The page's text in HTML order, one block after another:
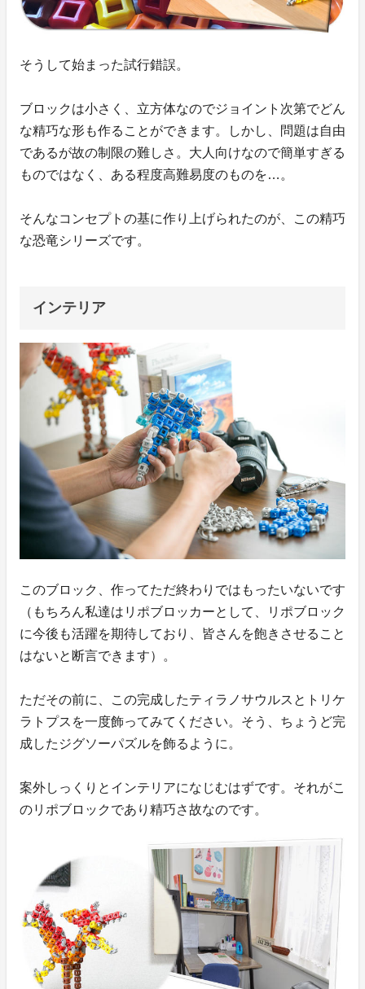
そうして始まった試行錯誤。
ブロックは小さく、立方体なのでジョイント次第でどん
な精巧な形も作ることができます。しかし、問題は自由
であるが故の制限の難しさ。大人向けなので簡単すぎる
ものではなく、ある程度高難易度のものを…。
そんなコンセプトの基に作り上げられたのが、この精巧
な恐竜シリーズです。
インテリア
このブロック、作ってただ終わりではもったいないです
（もちろん私達はリポブロッカーとして、リポブロック
に今後も活躍を期待しており、皆さんを飽きさせること
はないと断言できます）。
ただその前に、この完成したティラノサウルスとトリケ
ラトプスを一度飾ってみてください。そう、ちょうど完
成したジグソーパズルを飾るように。
案外しっくりとインテリアになじむはずです。それがこ
のリポブロックであり精巧さ故なのです。